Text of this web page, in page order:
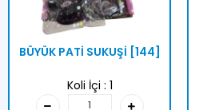
BÜYÜK PATİ SUKUŞİ [144]
Koli İçi : 1